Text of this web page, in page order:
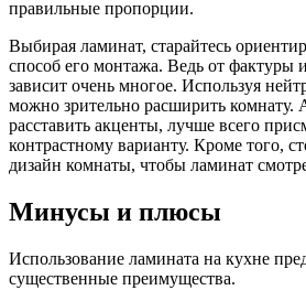
правильные пропорции.
Выбирая ламинат, старайтесь
способ его монтажа. Ведь от фактуры
зависит очень многое. Используя
можно зрительно расширить комнату.
расставить акценты, лучше всего
контрастному варианту. Кроме того,
дизайн комнаты, чтобы ламинат
Минусы и плюсы
Использование ламината на кухне
существенные преимущества.